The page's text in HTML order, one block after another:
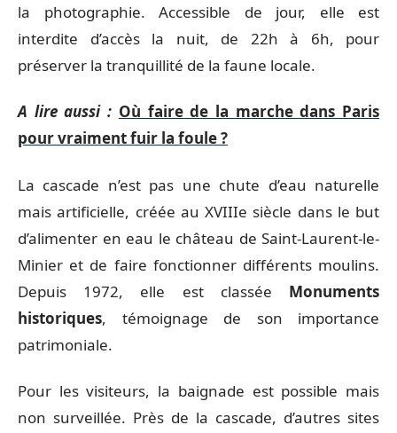
la photographie. Accessible de jour, elle est
interdite d’accès la nuit, de 22h à 6h, pour
préserver la tranquillité de la faune locale.
A lire aussi : Où faire de la marche dans Paris
pour vraiment fuir la foule ?
La cascade n’est pas une chute d’eau naturelle
mais artificielle, créée au XVIIIe siècle dans le but
d’alimenter en eau le château de Saint-Laurent-le-
Minier et de faire fonctionner différents moulins.
Depuis 1972, elle est classée Monuments
historiques, témoignage de son importance
patrimoniale.
Pour les visiteurs, la baignade est possible mais
non surveillée. Près de la cascade, d’autres sites